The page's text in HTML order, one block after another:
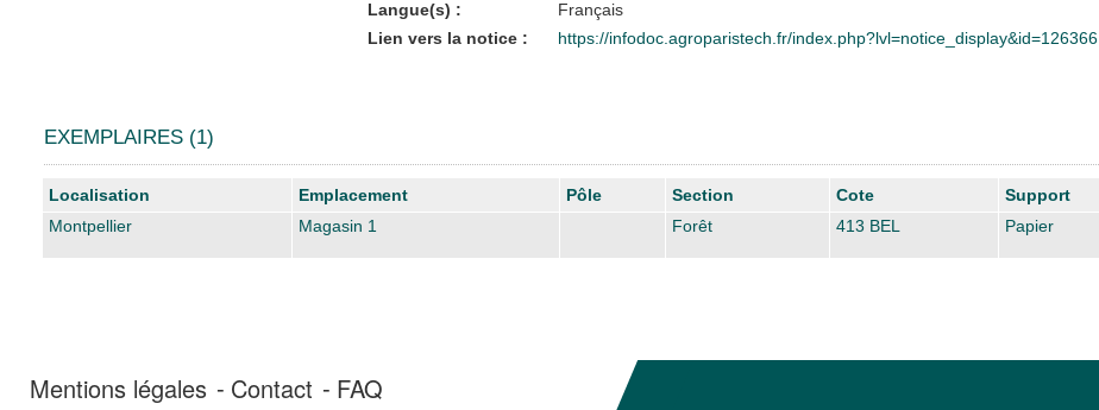
Langue(s) :
Français
Lien vers la notice :
https://infodoc.agroparistech.fr/index.php?lvl=notice_display&id=126366
EXEMPLAIRES (1)
Liste des exemplaires
Localisation Emplacement Pôle Section Cote Support
Montpellier
Magasin 1 Forêt 413 BEL Papier
Mentions légales Contact FAQ